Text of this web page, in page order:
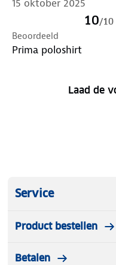
15 oktober 2025
10/10
Beoordeeld
Prima poloshirt
Laad de
Service
Product bestellen
Betalen